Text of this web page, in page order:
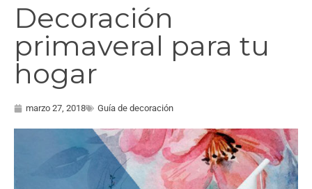
Decoración
primaveral para tu
hogar
marzo 27, 2018 Guía de decoración